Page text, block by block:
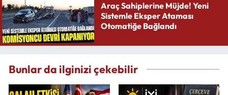
Araç Sahiplerine Müjde! Yeni
Sistemle Eksper Ataması
Otomatiğe Bağlandı
Bunlar da ilginizi çekebilir